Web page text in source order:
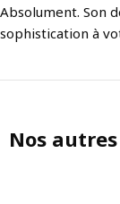
Absolument. Son
sophistication à
Nos